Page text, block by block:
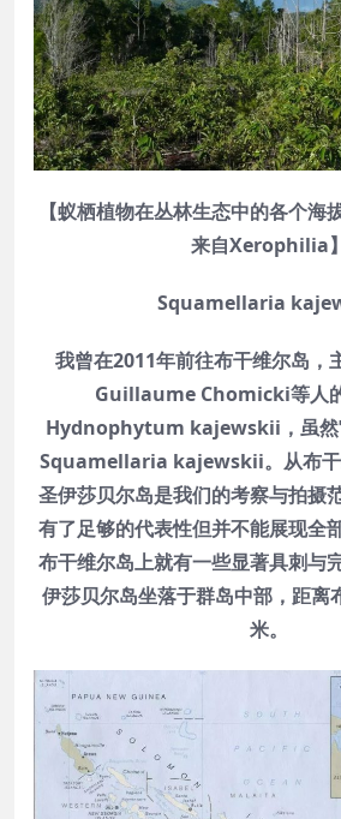
【蚁栖植物在丛林生态中的各个海
来自Xerophilia】
Squamellaria
我曾在2011年前往布干维尔岛，
Guillaume Chomicki等人
Hydnophytum kajewskii，虽然
Squamellaria kajewskii。从布
圣伊莎贝尔岛是我们的考察与拍摄
有了足够的代表性但并不能展现全
布干维尔岛上就有一些显著具刺与
伊莎贝尔岛坐落于群岛中部，距离
米。